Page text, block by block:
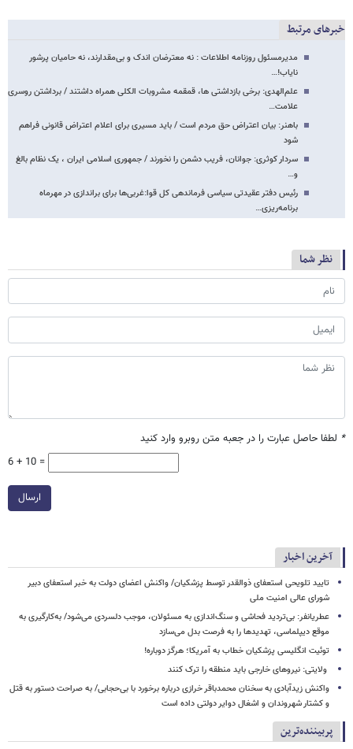
خبرهای مرتبط
مدیرمسئول روزنامه اطلاعات : نه معترضان اندک و بی‌مقدارند، نه حامیان پرشور
نایاب!…
علم‌الهدی: برخی بازداشتی ها، قمقمه‌ مشروبات الکلی همراه داشتند / برداشتن روسری
علامت…
باهنر: بیان اعتراض حق مردم است / باید مسیری برای اعلام اعتراض قانونی فراهم
شود
سردار کوثری: جوانان، فریب دشمن را نخورند / جمهوری اسلامی ایران ، یک نظام بالغ
و…
رئیس دفتر عقیدتی سیاسی فرماندهی کل قوا:غربی‌ها برای براندازی در مهرماه
برنامه‌ریزی…
نظر شما
* لطفا حاصل عبارت را در جعبه متن روبرو وارد کنید
6 + 10 =
ارسال
آخرین اخبار
تایید تلویحی استعفای ذوالقدر توسط پزشکیان/ واکنش اعضای دولت به خبر استعفای دبیر
شورای عالی امنیت ملی
عطریانفر: بی‌تردید فحاشی و سنگ‌اندازی به مسئولان، موجب دلسردی می‌شود/ به‌کارگیری به
موقع دیپلماسی، تهدیدها را به فرصت بدل می‌سازد
توئیت انگلیسی پزشکیان خطاب به آمریکا؛ هرگز دوباره!
ولایتی: نیروهای خارجی باید منطقه را ترک کنند
واکنش زیدآبادی به سخنان محمدباقر خرازی درباره برخورد با بی‌حجابی/ به صراحت دستور به قتل
و کشتار شهروندان و اشغال دوایر دولتی داده است
پربیننده‌ترین